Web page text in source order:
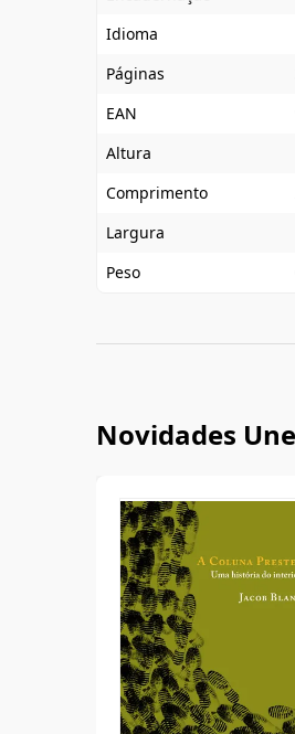
Idioma
Páginas
EAN
Altura
Comprimento
Largura
Peso
Novidades